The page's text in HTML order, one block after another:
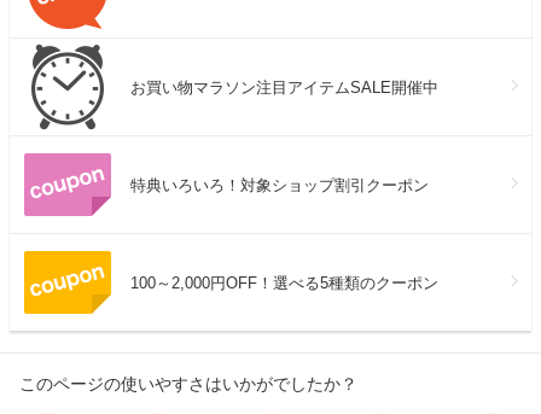
お買い物マラソン注目アイテムSALE開催中
特典いろいろ！対象ショップ割引クーポン
100～2,000円OFF！選べる5種類のクーポン
このページの使いやすさはいかがでしたか？